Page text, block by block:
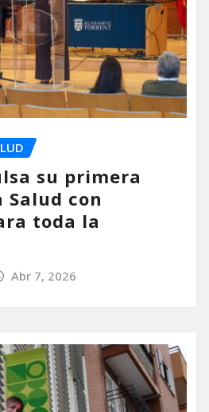
su primera
Salud con
toda la
Abr 7, 2026